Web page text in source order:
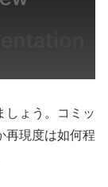
しょう。コミッ
再現度は如何程